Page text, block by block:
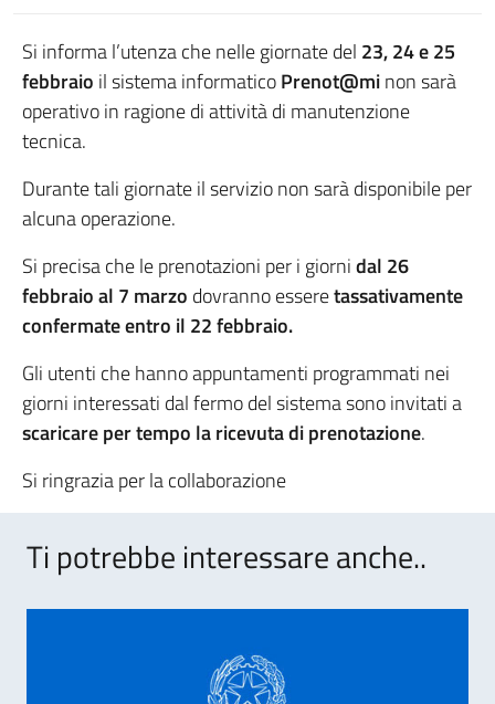
Si informa l’utenza che nelle giornate del 23, 24 e 25
febbraio il sistema informaticoPrenot@minon sarà
operativo in ragione di attività di manutenzione
tecnica.
Durante tali giornate il servizio non sarà disponibile per
alcuna operazione.
Si precisa che le prenotazioni per i giornidal 26
febbraio al 7 marzo dovranno esseretassativamente
confermate entro il 22 febbraio.
Gli utenti che hanno appuntamenti programmati nei
giorni interessati dal fermo del sistema sono invitati a
scaricare per tempo la ricevuta di prenotazione.
Si ringrazia per la collaborazione
Ti potrebbe interessare anche..